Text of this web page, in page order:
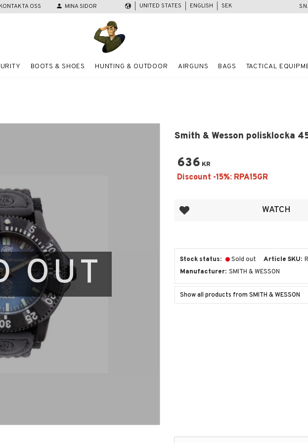
OSS person MINA SIDOR UNITED STATES ENGLISH SEK
BOOTS & SHOES HUNTING & OUTDOOR AIRGUNS BAGS TACTICAL
Smith & Wesson polisklocka
OUT
636 KR
Add to favorites WATCH
Stock status Sold out Article SKU
Manufacturer SMITH & WESSON
Show all products from SMITH & WESSON